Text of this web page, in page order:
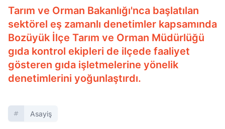
Tarım ve Orman Bakanlığı'nca başlatılan
sektörel eş zamanlı denetimler kapsamında
Bozüyük İlçe Tarım ve Orman Müdürlüğü
gıda kontrol ekipleri de ilçede faaliyet
gösteren gıda işletmelerine yönelik
denetimlerini yoğunlaştırdı.
Asayiş